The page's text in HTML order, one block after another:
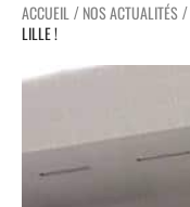
ACCUEIL / NOS ACTUALITÉS /
LILLE !